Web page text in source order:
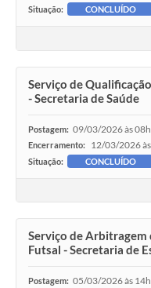
Situação: CONCLUÍDO
Serviço de
- Secretaria de Saúde
Postagem: 09/03/2026 às
Encerramento: 12/03/2026
Situação: CONCLUÍDO
Serviço de Arbitragem
Futsal - Secretaria de
Postagem: 05/03/2026 às